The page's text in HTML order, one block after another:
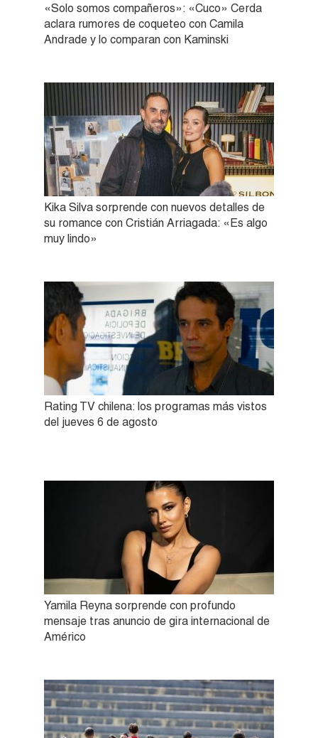
«Solo somos compañeros»: «Cuco» Cerda
aclara rumores de coqueteo con Camila
Andrade y lo comparan con Kaminski
Kika Silva sorprende con nuevos detalles de
su romance con Cristián Arriagada: «Es algo
muy lindo»
Rating TV chilena: los programas más vistos
del jueves 6 de agosto
Yamila Reyna sorprende con profundo
mensaje tras anuncio de gira internacional de
Américo